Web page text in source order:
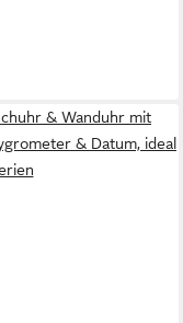
& Wanduhr mit
& Datum, ideal